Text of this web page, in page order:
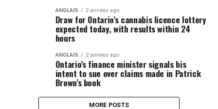
ANGLAIS 2 années ago
Draw for Ontario’s cannabis licence lottery
expected today, with results within 24
hours
ANGLAIS 2 années ago
Ontario’s finance minister signals his
intent to sue over claims made in Patrick
Brown’s book
MORE POSTS